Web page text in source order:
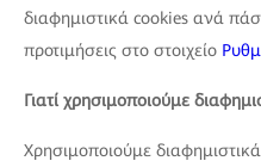
διαφημιστικά cookies ανά
προτιμήσεις στο στοιχείο
Γιατί χρησιμοποιούμε
Χρησιμοποιούμε